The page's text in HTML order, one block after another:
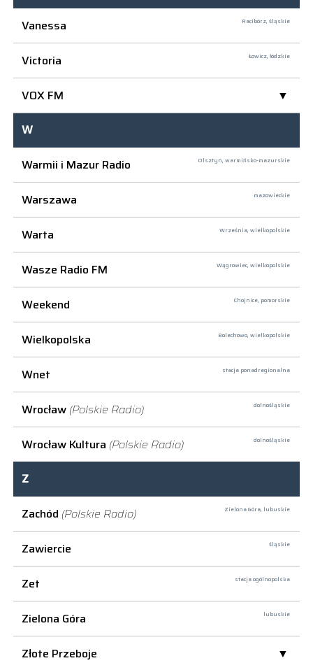
Vanessa
Racibórz, śląskie
Victoria Łowicz, łódzkie
VOX FM
W
Warmii i Mazur Radio
Olsztyn, warmińsko-mazurskie
Warszawa mazowieckie
Warta Września, wielkopolskie
Wasze Radio FM Wągrowiec, wielkopolskie
Weekend Chojnice, pomorskie
Wielkopolska Bolechowo, wielkopolskie
Wnet stacja ponadregionalna
Wrocław (Polskie Radio) dolnośląskie
Wrocław Kultura (Polskie Radio) dolnośląskie
Z
Zachód (Polskie Radio) Zielona Góra, lubuskie
Zawiercie śląskie
Zet stacja ogólnopolska
Zielona Góra lubuskie
Złote Przeboje